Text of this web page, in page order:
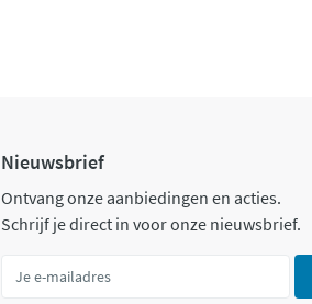
Nieuwsbrief
Ontvang onze aanbiedingen en acties.
Schrijf je direct in voor onze nieuwsbrief.